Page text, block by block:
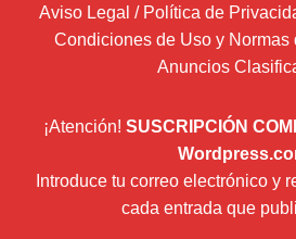
Aviso Legal / Política de
Condiciones de Uso y Normas
Anuncios
¡Atención! SUSCRIPCIÓN
Introduce tu correo electrónico y
cada entrada que